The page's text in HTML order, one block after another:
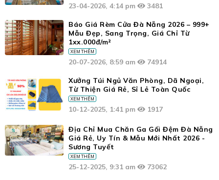
23-04-2026, 4:14 pm 3481
Báo Giá Rèm Cửa Đà Nẵng 2026 – 999+
Mẫu Đẹp, Sang Trọng, Giá Chỉ Từ
1xx.000đ/m²
XEM THÊM
20-07-2026, 8:59 am 74914
Xưởng Túi Ngủ Văn Phòng, Dã Ngoại,
Từ Thiện Giá Rẻ, Sỉ Lẻ Toàn Quốc
XEM THÊM
10-12-2025, 1:41 pm 1917
Địa Chỉ Mua Chăn Ga Gối Đệm Đà Nẵng
Giá Rẻ, Uy Tín & Mẫu Mới Nhất 2026 -
Sương Tuyết
XEM THÊM
25-12-2025, 9:31 am 73062